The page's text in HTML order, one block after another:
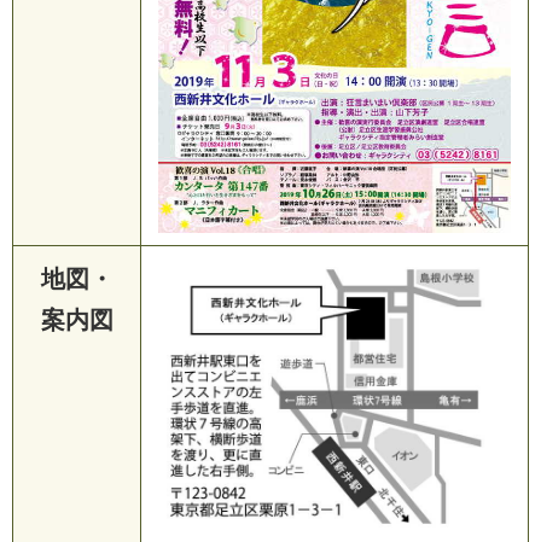
地図・
案内図